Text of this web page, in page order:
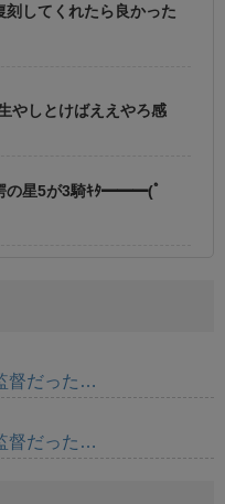
刻してくれたら良かった
やしとけばええやろ感
の星5が3騎ｷﾀ━━━(ﾟ
督だった…
督だった…